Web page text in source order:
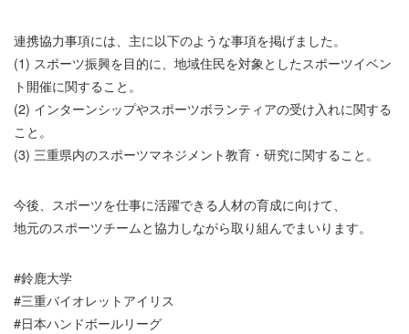
連携協力事項には、主に以下のような事項を掲げました。
(1) スポーツ振興を目的に、地域住民を対象としたスポーツイベン
ト開催に関すること。
(2) インターンシップやスポーツボランティアの受け入れに関する
こと。
(3) 三重県内のスポーツマネジメント教育・研究に関すること。
今後、スポーツを仕事に活躍できる人材の育成に向けて、
地元のスポーツチームと協力しながら取り組んでまいります。
#鈴鹿大学
#三重バイオレットアイリス
#日本ハンドボールリーグ